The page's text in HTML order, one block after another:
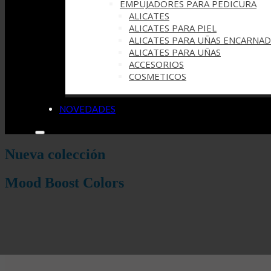
EMPUJADORES PARA PEDICURA
ALICATES
ALICATES PARA PIEL
ALICATES PARA UÑAS
ALICATES PARA UÑAS
ACCESORIOS
COSMETICOS
NOVEDADES
Nueva colección
Mood Boost Colors